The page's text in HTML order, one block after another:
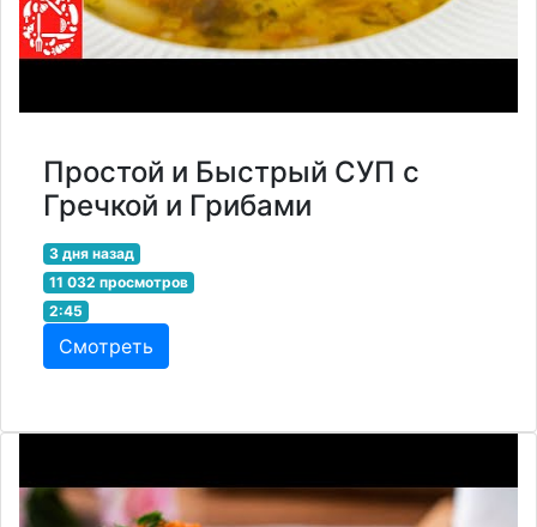
Простой и Быстрый СУП с
Гречкой и Грибами
3 дня назад
11 032 просмотров
2:45
Смотреть